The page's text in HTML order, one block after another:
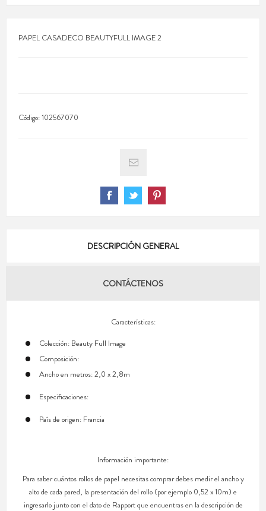
PAPEL CASADECO BEAUTYFULL IMAGE 2
Código:102567070
DESCRIPCIÓN GENERAL
CONTÁCTENOS
Características:
Colección: Beauty Full Image
Composición:
Ancho en metros: 2,0 x 2,8m
Especificaciones:
País de origen: Francia
Información importante:
Para saber cuántos rollos de papel necesitas comprar debes medir el ancho y
alto de cada pared, la presentación del rollo (por ejemplo 0,52 x 10m) e
ingresarlo junto con el dato de Rapport que encuentras en la descripción de